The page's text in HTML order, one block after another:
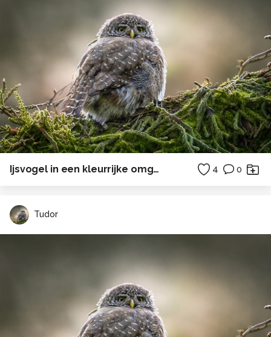
Ijsvogel in een kleurrijke omgeving. 4 0
Tudor